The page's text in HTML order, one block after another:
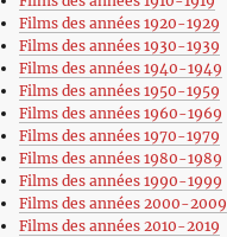
Films des années 1920-1929
Films des années 1930-1939
Films des années 1940-1949
Films des années 1950-1959
Films des années 1960-1969
Films des années 1970-1979
Films des années 1980-1989
Films des années 1990-1999
Films des années 2000-2009
Films des années 2010-2019